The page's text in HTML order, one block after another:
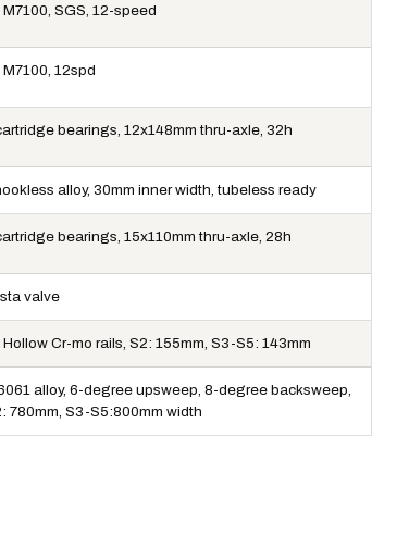
M7100, SGS, 12-speed
12spd
bearings, 12x148mm thru-axle, 32h
alloy, 30mm inner width, tubeless ready
bearings, 15x110mm thru-axle, 28h
valve
Cr-mo rails, S2: 155mm, S3-S5: 143mm
alloy, 6-degree upsweep, 8-degree backsweep,
780mm, S3-S5:800mm width